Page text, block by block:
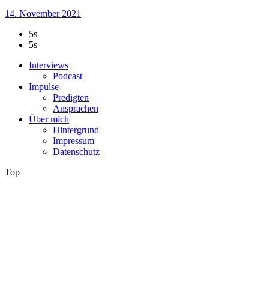
14. November 2021
5s
5s
Interviews
Podcast
Impulse
Predigten
Ansprachen
Über mich
Hintergrund
Impressum
Datenschutz
Top